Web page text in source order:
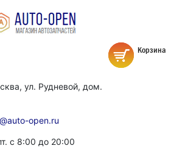
ул. Рудневой, дом.
open.ru
с 8:00 до 20:00
Корзина